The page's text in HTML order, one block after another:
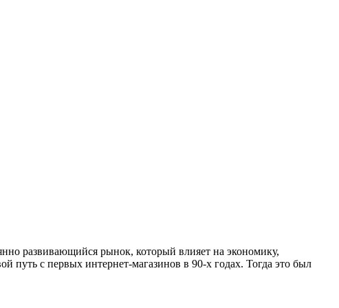
развивающийся рынок, который влияет на экономику,
путь с первых интернет-магазинов в 90-х годах. Тогда это был